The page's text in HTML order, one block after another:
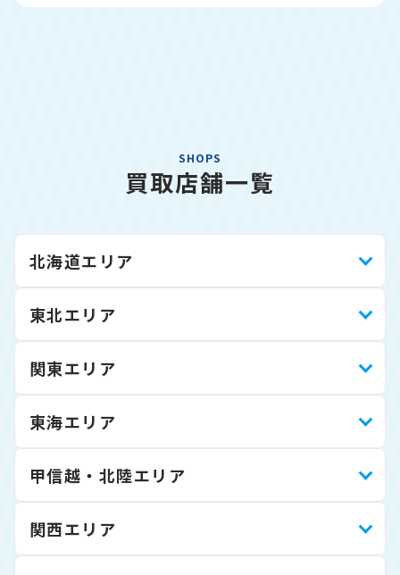
SHOPS
買取店舗一覧
北海道エリア
東北エリア
関東エリア
東海エリア
甲信越・北陸エリア
関西エリア